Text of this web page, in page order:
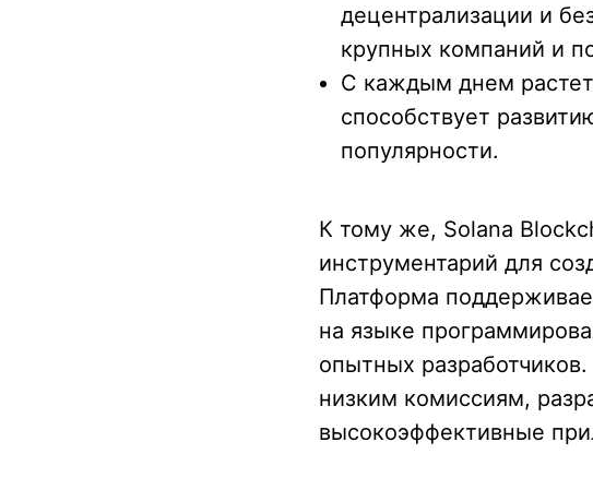
децентрализации и
крупных компаний и
С каждым днем растет
способствует
популярности.
К тому же, Solana
инструментарий для
Платформа
на языке
опытных
низким комиссиям,
высокоэффективные